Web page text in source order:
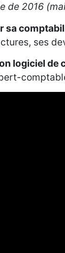
de 2016
sa
ses
logiciel de